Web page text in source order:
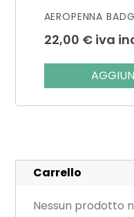
AEROPENNA
22,00 € iva
Carrello
Nessun prodotto